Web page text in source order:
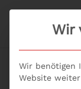
Skip toWir
Wir benötigen
Website